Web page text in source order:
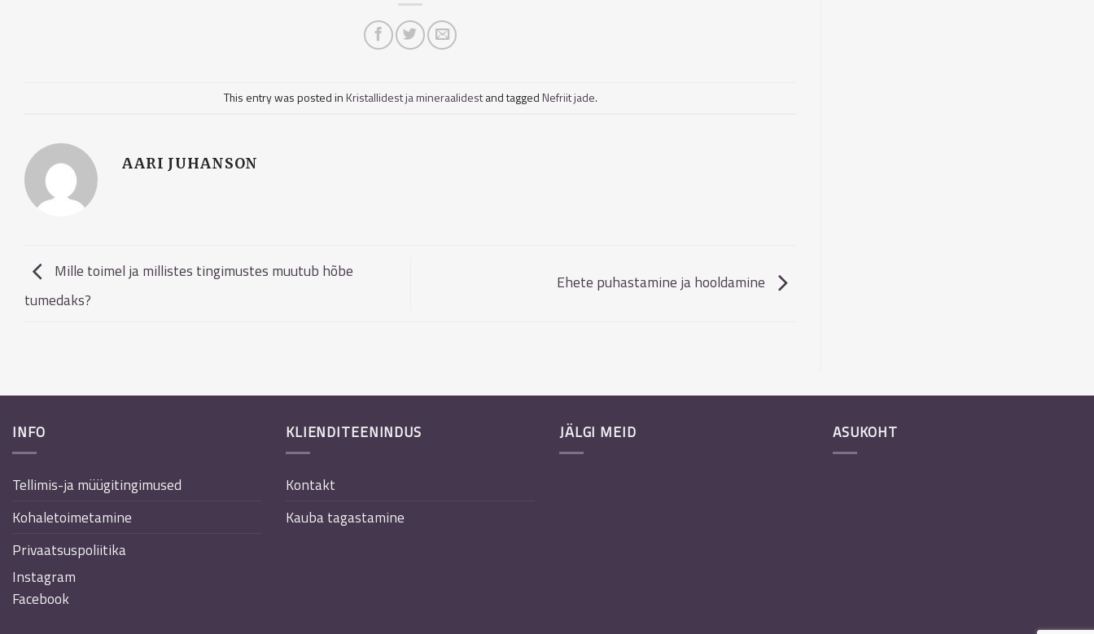
This entry was posted inKristallidest ja mineraalidestand taggedNefriit jade.
AARI JUHANSON
Mille toimel ja millistes tingimustes muutub hõbe
tumedaks?
Ehete puhastamine ja hooldamine
INFO
Tellimis-ja müügitingimused
Kohaletoimetamine
Privaatsuspoliitika
Instagram
Facebook
KLIENDITEENINDUS
Kontakt
Kauba tagastamine
JÄLGI MEID ASUKOHT